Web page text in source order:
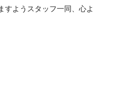
すようスタッフ一同、心よ